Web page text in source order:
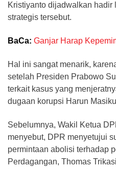
Kristiyanto dijadwalkan hadir
strategis tersebut.
BaCa: Ganjar Harap
Hal ini sangat menarik,
setelah Presiden Prabowo
terkait kasus yang
dugaan korupsi Harun
Sebelumnya, Wakil Ketua
menyebut, DPR menyetujui
permintaan abolisi terhadap
Perdagangan, Thomas